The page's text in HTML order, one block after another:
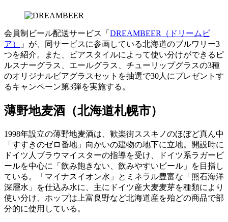
会員制ビール配送サービス「 DREAMBEER（ドリームビ
ア）
」が、同サービスに参画している北海道のブルワリー3
つを紹介。また、ビアスタイルによって使い分けができるピ
ルスナーグラス、エールグラス、チューリップグラスの3種
のオリジナルビアグラスセットを抽選で30人にプレゼントす
るキャンペーン第3弾を実施する。
薄野地麦酒（北海道札幌市）
1998年設立の薄野地麦酒は、歓楽街ススキノのほぼど真ん中
「すすきのゼロ番地」向かいの建物の地下に立地。開設時に
ドイツ人ブラウマイスターの指導を受け、ドイツ系ラガービ
ールを中心に「飲み飽きない、飲みやすいビール」を目指し
ている。「マイナスイオン水」とミネラル豊富な「熊石海洋
深層水」を仕込み水に、主にドイツ産大麦麦芽を種類により
使い分け、ホップは上富良野など北海道産を殆どの商品で部
分的に使用している。